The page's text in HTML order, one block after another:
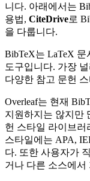
니다. 아래에서는
용법, CiteDrive로
을 다룹니다.
BibTeX는 LaTeX
도구입니다. 가장
다양한 참고 문헌
Overleaf는 현재
지원하지는 않지만
헌 스타일 라이브러
스타일에는 APA,
다. 또한 사용자가
거나 다른 소스에서